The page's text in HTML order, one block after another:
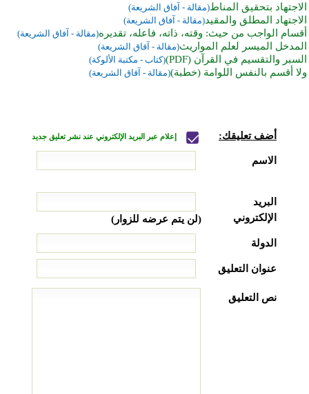
الاجتهاد بتحقيق المناط(مقالة - آفاق الشريعة)
الاجتهاد المطلق والمقيد(مقالة - آفاق الشريعة)
أقسام الواجب من حيث: وقته، ذاته، فاعله، تقديره(مقالة - آفاق الشريعة)
المدخل الميسر لعلم المواريث(مقالة - آفاق الشريعة)
السبر والتقسيم في القرآن (PDF) (كتاب - مكتبة الألوكة)
ولا أقسم بالنفس اللوامة (خطبة)(مقالة - آفاق الشريعة)
أضف تعليقك: إعلام عبر البريد الإلكتروني عند نشر تعليق جديد
الاسم
البريد
الإلكتروني
(لن يتم عرضه للزوار)
الدولة
عنوان التعليق
نص التعليق